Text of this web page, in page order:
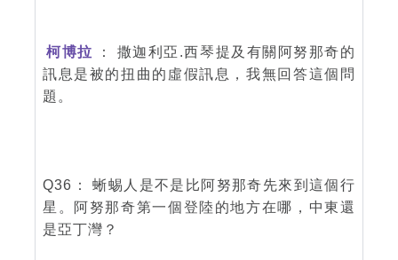
柯博拉
： 撒迦利亞.西琴提及有關阿努那奇的
訊息是被的扭曲的虛假訊息，我無回答這個問
題。
Q36： 蜥蜴人是不是比阿努那奇先來到這個行
星。阿努那奇第一個登陸的地方在哪，中東還
是亞丁灣？